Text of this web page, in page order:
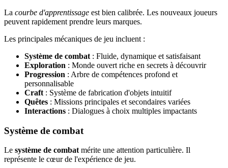
La courbe d'apprentissage est bien calibrée. Les nouveaux joueurs
peuvent rapidement prendre leurs marques.
Les principales mécaniques de jeu incluent :
Système de combat : Fluide, dynamique et satisfaisant
Exploration : Monde ouvert riche en secrets à découvrir
Progression : Arbre de compétences profond et
personnalisable
Craft : Système de fabrication d'objets intuitif
Quêtes : Missions principales et secondaires variées
Interactions : Dialogues à choix multiples impactants
Système de combat
Le système de combat mérite une attention particulière. Il
représente le cœur de l'expérience de jeu.